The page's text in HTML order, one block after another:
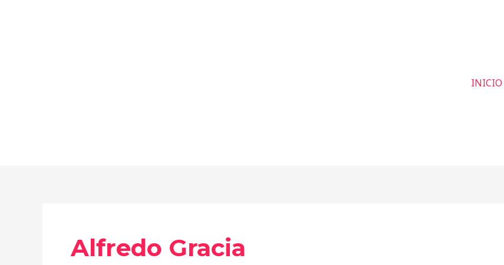
INICIO
Alfredo Gracia